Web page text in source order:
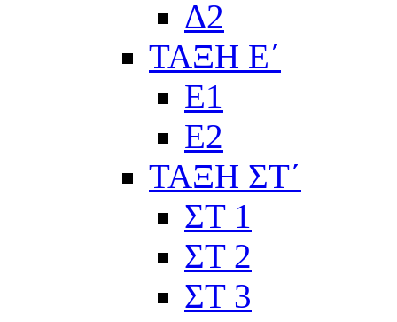
Δ2
ΤΑΞΗ Ε΄
Ε1
Ε2
ΤΑΞΗ ΣΤ΄
ΣΤ 1
ΣΤ 2
ΣΤ 3